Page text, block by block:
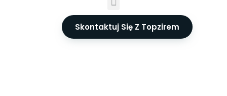
Skontaktuj Się Z Topzirem